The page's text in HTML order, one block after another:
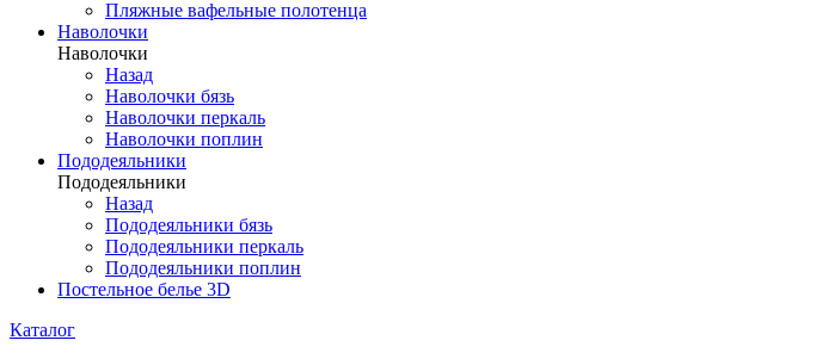
Пляжные вафельные полотенца
Наволочки
Наволочки
Назад
Наволочки бязь
Наволочки перкаль
Наволочки поплин
Пододеяльники
Пододеяльники
Назад
Пододеяльники бязь
Пододеяльники перкаль
Пододеяльники поплин
Постельное белье 3D
Каталог